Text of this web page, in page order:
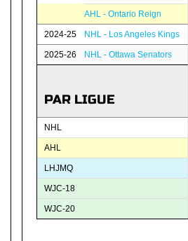
AHL - Ontario Reign
2024-25 NHL - Los Angeles Kings
2025-26 NHL - Ottawa Senators
PAR LIGUE
NHL
AHL
LHJMQ
WJC-18
WJC-20